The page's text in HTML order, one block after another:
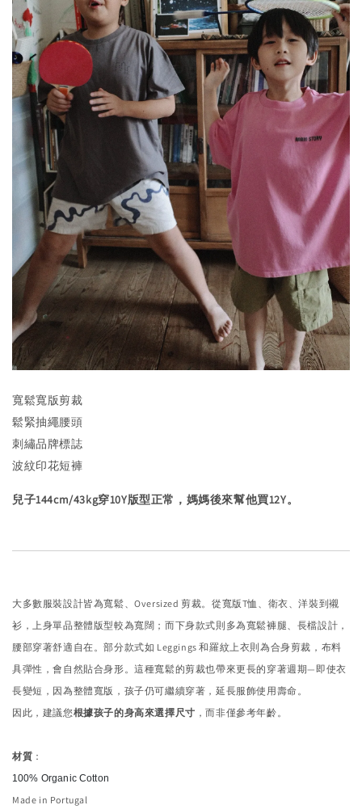
寬鬆寬版剪裁
鬆緊抽繩腰頭
刺繡品牌標誌
波紋印花短褲
兒子144cm/43kg穿10Y版型正常，媽媽後來幫他買12Y。
大多數服裝設計皆為寬鬆、Oversized 剪裁。從寬版T恤、衛衣、洋裝到襯
衫，上身單品整體版型較為寬闊；而下身款式則多為寬鬆褲腿、長檔設計，
腰部穿著舒適自在。部分款式如 Leggings 和羅紋上衣則為合身剪裁，布料
具彈性，會自然貼合身形。這種寬鬆的剪裁也帶來更長的穿著週期—即使衣
長變短，因為整體寬版，孩子仍可繼續穿著，延長服飾使用壽命。
因此，建議您根據孩子的身高來選擇尺寸 ，而非僅參考年齡。
材質 ：
100% Organic Cotton
Made in Portugal